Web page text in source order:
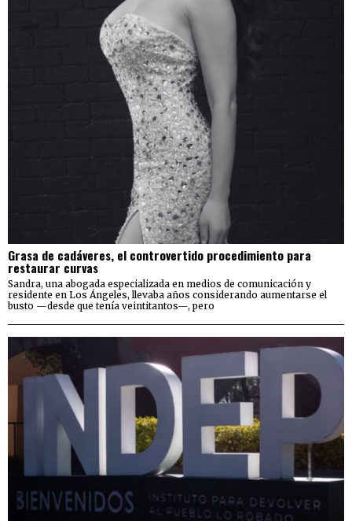
Grasa de cadáveres, el controvertido procedimiento para
restaurar curvas
Sandra, una abogada especializada en medios de comunicación y
residente en Los Ángeles, llevaba años considerando aumentarse el
busto —desde que tenía veintitantos—, pero